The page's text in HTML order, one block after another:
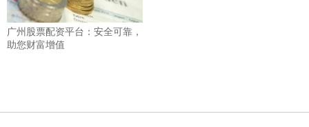
广州股票配资平台：安全可靠，
助您财富增值